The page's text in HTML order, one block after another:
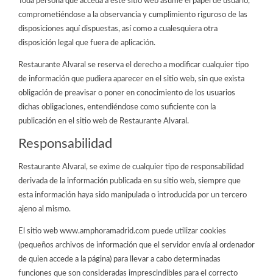
comprometiéndose a la observancia y cumplimiento riguroso de las
disposiciones aquí dispuestas, así como a cualesquiera otra
disposición legal que fuera de aplicación.
Restaurante Alvaral se reserva el derecho a modificar cualquier tipo
de información que pudiera aparecer en el sitio web, sin que exista
obligación de preavisar o poner en conocimiento de los usuarios
dichas obligaciones, entendiéndose como suficiente con la
publicación en el sitio web de Restaurante Alvaral .
Responsabilidad
Restaurante Alvaral, se exime de cualquier tipo de responsabilidad
derivada de la información publicada en su sitio web, siempre que
esta información haya sido manipulada o introducida por un tercero
ajeno al mismo.
El sitio web www.amphoramadrid.com puede utilizar cookies
(pequeños archivos de información que el servidor envía al ordenador
de quien accede a la página) para llevar a cabo determinadas
funciones que son consideradas imprescindibles para el correcto